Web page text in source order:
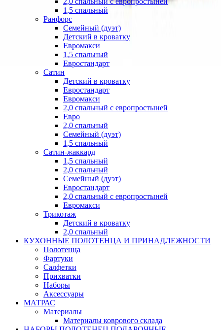
1,5 спальный
Ранфорс
Семейный (дуэт)
Детский в кроватку
Евромакси
1,5 спальный
Евростандарт
Сатин
Детский в кроватку
Евростандарт
Евромакси
2,0 спальный с европростыней
Евро
2,0 спальный
Семейный (дуэт)
1,5 спальный
Сатин-жаккард
1,5 спальный
2,0 спальный
Семейный (дуэт)
Евростандарт
2,0 спальный с европростыней
Евромакси
Трикотаж
Детский в кроватку
2,0 спальный
КУХОННЫЕ ПОЛОТЕНЦА И ПРИНАДЛЕЖНОСТИ
Полотенца
Фартуки
Салфетки
Прихватки
Наборы
Аксессуары
МАТРАС
Материалы
Материалы коврового склада